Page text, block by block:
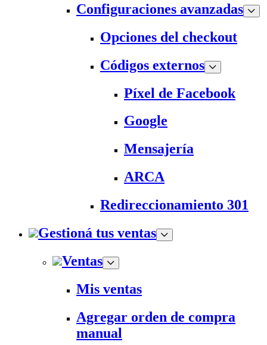
Configuraciones avanzadas
Opciones del checkout
Códigos externos
Píxel de Facebook
Google
Mensajería
ARCA
Redireccionamiento 301
Gestioná tus ventas
Ventas
Mis ventas
Agregar orden de compra
manual